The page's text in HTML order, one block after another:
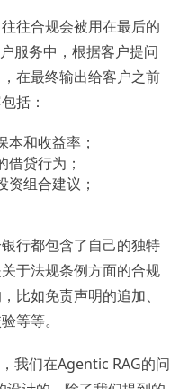
往合规会被用在最后的
服务中，根据客户提问
在最终输出给客户之前
括：
和收益率；
贷行为；
组合建议；
行都包含了自己的独特
于法规条例方面的合规
比如免责声明的追加、
等等。
我们在Agentic RAG的问